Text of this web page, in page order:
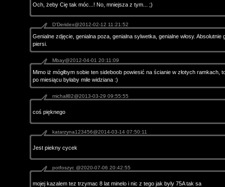
Och, żeby Cię tak móc...! No, mniejsza z tym... ;)
D'Deridex@2012-02-12 11:21:52
Genialne zdjęcie, genialna poza, genialna sylwetka, genialne włosy. Absolutnie
piersi.
Mbay@2012-04-01 20:11:09
Mimo iż mógłbym sobie ten sideboob powiesić na ścianie w złotych ramkach,
po miesiącu byłaby mile widziana :)
michall82@2013-03-29 09:55:55
coś pięknego
katarzyna123456@2014-03-14 07:50:11
Jest piekny cycek
potfoszyc @2020-07-06 20:42:55
mojej kazalem tez trzymac 8 lat minelo i nic z tego jak byly 75A tak sa